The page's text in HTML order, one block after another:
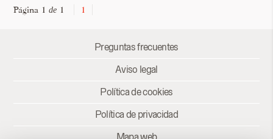
Página 1de 1 1
Preguntas frecuentes
Aviso legal
Política de cookies
Política de privacidad
Mapa web